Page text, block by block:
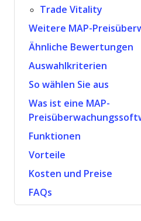
Trade Vitality
Weitere MAP-
Ähnliche Bewertungen
Auswahlkriterien
So wählen Sie aus
Was ist eine MAP-
Funktionen
Vorteile
Kosten und Preise
FAQs